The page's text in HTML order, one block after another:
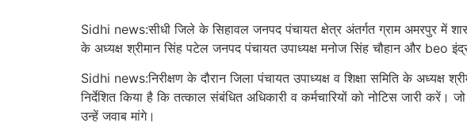
Sidhi news:सीधी जिले के सिहावल जनपद पंचायत क्षेत्र अंतर्गत ग्राम अमरपुर में
के अध्यक्ष श्रीमान सिंह पटेल जनपद पंचायत उपाध्यक्ष मनोज सिंह चौहान और beo
Sidhi news:निरीक्षण के दौरान जिला पंचायत उपाध्यक्ष व शिक्षा समिति के
निर्देशित किया है कि तत्काल संबंधित अधिकारी व कर्मचारियों को नोटिस जारी
उन्हें जवाब मांगे।